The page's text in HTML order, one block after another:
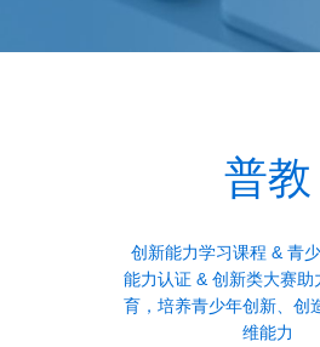
普教
创新能力学习课程 & 青
能力认证 & 创新类大赛助
育，培养青少年创新、创
维能力